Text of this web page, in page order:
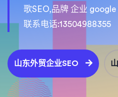
歌SEO,品牌 企业
联系电话:13504988355
山东外贸企业SEO